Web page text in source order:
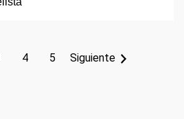
4 5 Siguiente